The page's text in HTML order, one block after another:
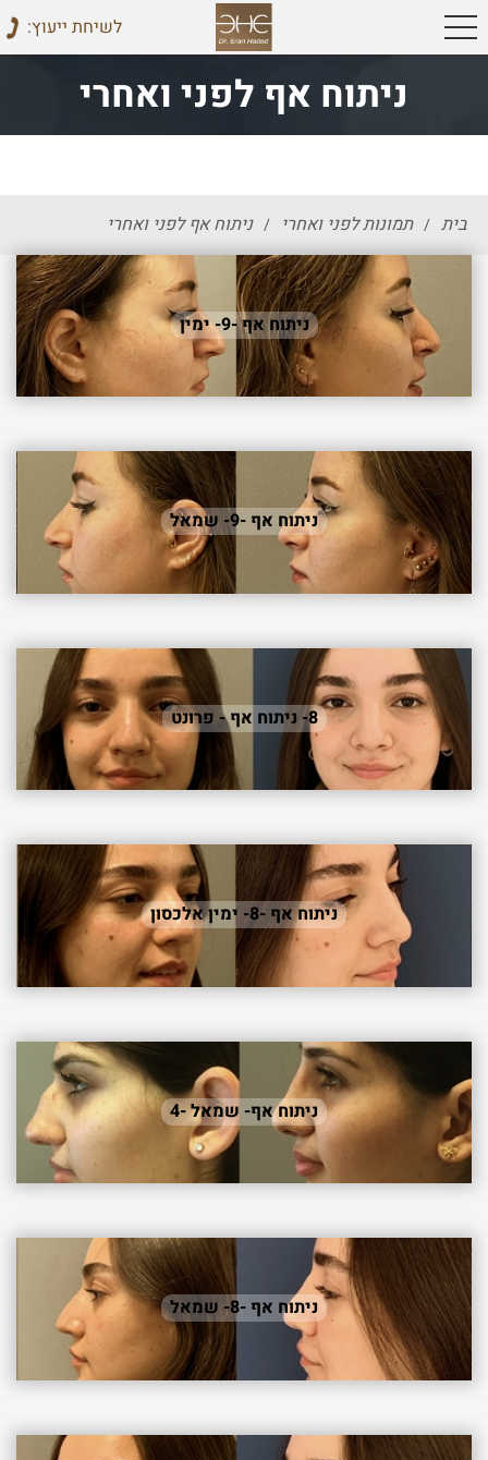
:לשיחת ייעוץ
ניתוח אף לפני ואחרי
בית / תמונות לפני ואחרי / ניתוח אף לפני ואחרי
ניתוח אף -9- ימין
ניתוח אף -9- שמאל
8- ניתוח אף - פרונט
ניתוח אף -8- ימין אלכסון
ניתוח אף- שמאל -4
ניתוח אף -8- שמאל